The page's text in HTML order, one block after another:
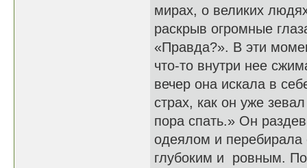
мирах, о великих
раскрыв огромные
«Правда?». В эти
что-то внутри нее
вечер она искала в
страх, как он уже
пора спать.» Он
одеялом и перебирала
глубоким и ровным.